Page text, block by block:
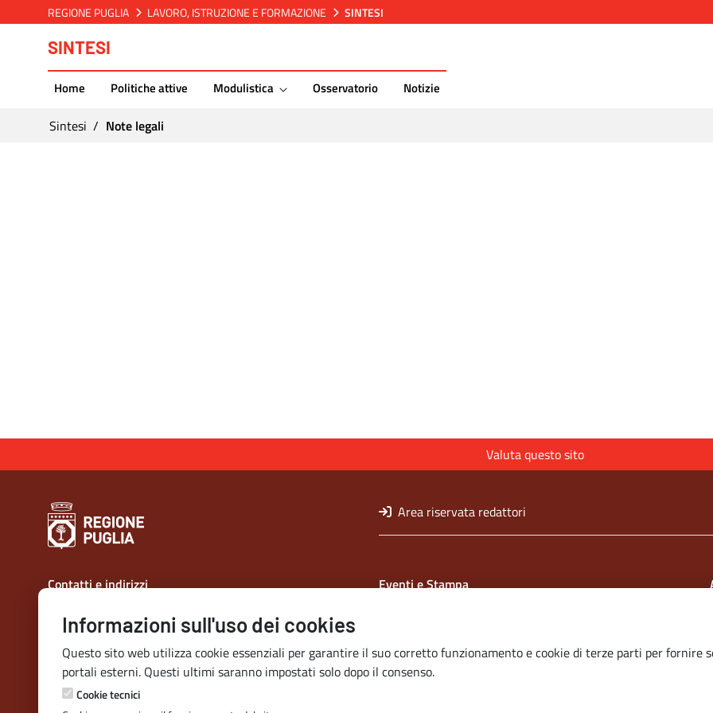
Salta al contenuto
Informazioni sull'uso dei cookies
Questo sito web utilizza cookie essenziali per garantire il suo corretto funzionamento e cookie di terze parti per fornire
portali esterni. Questi ultimi saranno impostati solo dopo il consenso.
Cookie tecnici
REGIONE PUGLIA LAVORO, ISTRUZIONE E FORMAZIONE SINTESI
SINTESI
Home Politiche attive Modulistica Osservatorio Notizie
Ti trovi in:
Sintesi Note legali
Valuta questo sito
Area riservata redattori
Contatti e indirizzi
Via G. Gentile, 52 - 70126 Bari
Elenco PECeRubrica
URP
Telefono:800 713939
Eventi e Stampa
Redazione